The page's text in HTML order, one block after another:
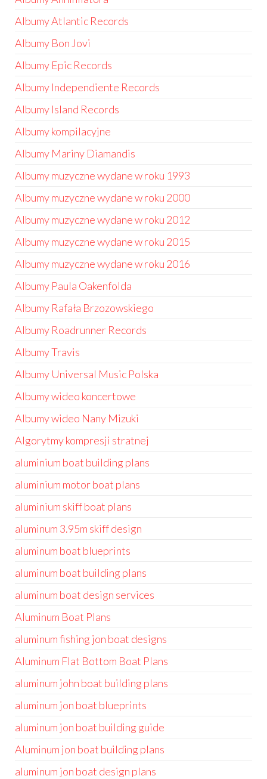
Albumy Atlantic Records
Albumy Bon Jovi
Albumy Epic Records
Albumy Independiente Records
Albumy Island Records
Albumy kompilacyjne
Albumy Mariny Diamandis
Albumy muzyczne wydane w roku 1993
Albumy muzyczne wydane w roku 2000
Albumy muzyczne wydane w roku 2012
Albumy muzyczne wydane w roku 2015
Albumy muzyczne wydane w roku 2016
Albumy Paula Oakenfolda
Albumy Rafała Brzozowskiego
Albumy Roadrunner Records
Albumy Travis
Albumy Universal Music Polska
Albumy wideo koncertowe
Albumy wideo Nany Mizuki
Algorytmy kompresji stratnej
aluminium boat building plans
aluminium motor boat plans
aluminium skiff boat plans
aluminum 3.95m skiff design
aluminum boat blueprints
aluminum boat building plans
aluminum boat design services
Aluminum Boat Plans
aluminum fishing jon boat designs
Aluminum Flat Bottom Boat Plans
aluminum john boat building plans
aluminum jon boat blueprints
aluminum jon boat building guide
Aluminum jon boat building plans
aluminum jon boat design plans